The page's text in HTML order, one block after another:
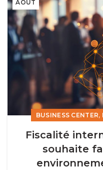
AOÛT
BUSINESS CENTER,
Fiscalité
souhaite